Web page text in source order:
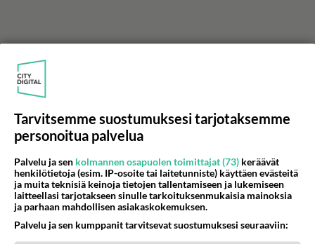
Muistatko? Kädestä suuhun
elävä Satu sai jättimäisen
rahasalkun Henry-
miljonääriltä
Luetuimmat: Aarne Pelkonen
ja Noora Louhimo vihdoinkin
yhdessä - Tätä moni jo odotti
Tarvitsemme suostumuksesi tarjotaksemme
personoitua palvelua
Palvelu ja sen kolmannen osapuolen toimittajat (73) keräävät
henkilötietoja (esim. IP-osoite tai laitetunniste) käyttäen evästeitä
ja muita teknisiä keinoja tietojen tallentamiseen ja lukemiseen
laitteellasi tarjotakseen sinulle tarkoituksenmukaisia mainoksia
ja parhaan mahdollisen asiakaskokemuksen.
Palvelu ja sen kumppanit tarvitsevat suostumuksesi seuraaviin: